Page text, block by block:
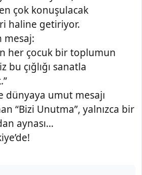
çok konuşulacak
haline getiriyor.
mesaj:
her çocuk bir toplumun
bu çığlığı sanatla
dünyaya umut mesajı
“Bizi Unutma”, yalnızca bir
aynası…